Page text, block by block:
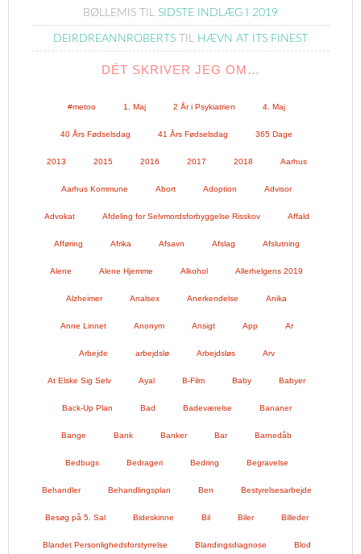
BØLLEMIS TIL SIDSTE INDLÆG I 2019
DEIRDREANNROBERTS TIL HÆVN AT ITS FINEST
DÉT SKRIVER JEG OM…
#metoo 1. Maj 2 År i Psykiatrien 4. Maj
40 Års Fødselsdag 41 Års Fødselsdag 365 Dage
2013 2015 2016 2017 2018 Aarhus
Aarhus Kommune Abort Adoption Advisor
Advokat Afdeling for Selvmordsforbyggelse Risskov Affald
Afføring Afrika Afsavn Afslag Afslutning
Alene Alene Hjemme Alkohol Allerhelgens 2019
Alzheimer Analsex Anerkendelse Anika
Anne Linnet Anonym Ansigt App Ar
Arbejde arbejdslø Arbejdsløs Arv
At Elske Sig Selv Ayal B-Film Baby Babyer
Back-Up Plan Bad Badeværelse Bananer
Bange Bank Banker Bar Barnedåb
Bedbugs Bedrageri Bedring Begravelse
Behandler Behandlingsplan Ben Bestyrelsesarbejde
Besøg på 5. Sal Bideskinne Bil Biler Billeder
Blandet Personlighedsforstyrrelse Blandingsdiagnose Blod